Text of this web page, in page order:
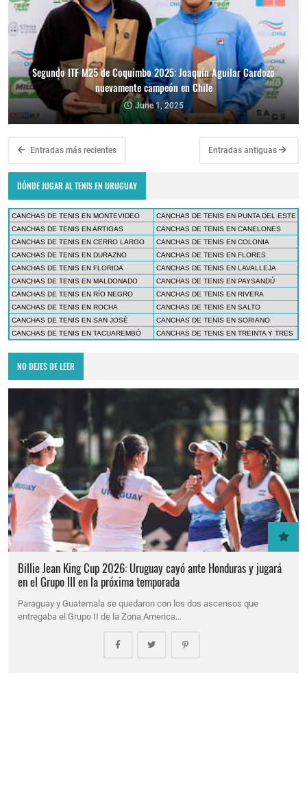
Segundo ITF M25 de Coquimbo 2025: Joaquín Aguilar Cardozo
nuevamente campeón en Chile
June 1, 2025
Entradas más recientes Entradas antiguas
DÓNDE JUGAR AL TENIS EN URUGUAY
CANCHAS DE TENIS EN MONTEVIDEO
CANCHAS DE TENIS EN PUNTA DEL ESTE
CANCHAS DE TENIS EN ARTIGAS
CANCHAS DE TENIS EN CANELONES
CANCHAS DE TENIS EN CERRO LARGO
CANCHAS DE TENIS EN COLONIA
CANCHAS DE TENIS EN DURAZNO
CANCHAS DE TENIS EN FLORES
CANCHAS DE TENIS EN FLORIDA
CANCHAS DE TENIS EN LAVALLEJA
CANCHAS DE TENIS EN MALDONADO
CANCHAS DE TENIS EN PAYSANDÚ
CANCHAS DE TENIS EN RÍO NEGRO
CANCHAS DE TENIS EN RIVERA
CANCHAS DE TENIS EN ROCHA
CANCHAS DE TENIS EN SALTO
CANCHAS DE TENIS EN SAN JOSÉ
CANCHAS DE TENIS EN SORIANO
CANCHAS DE TENIS EN TACUAREMBÓ
CANCHAS DE TENIS EN TREINTA Y TRES
NO DEJES DE LEER
Billie Jean King Cup 2026: Uruguay cayó ante Honduras y jugará
en el Grupo III en la próxima temporada
Paraguay y Guatemala se quedaron con los dos ascensos que
entregaba el Grupo II de la Zona America…